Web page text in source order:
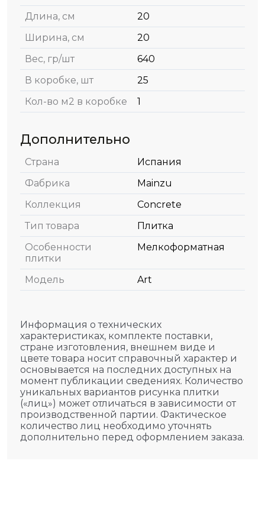
Длина, см
20
Ширина, см
20
Вес, гр/шт
640
В коробке, шт
25
Кол-во м2 в коробке
1
Дополнительно
Страна
Испания
Фабрика
Mainzu
Коллекция
Concrete
Тип товара
Плитка
Особенности
плитки
Мелкоформатная
Модель Art
Информация о технических
характеристиках, комплекте поставки,
стране изготовления, внешнем виде и
цвете товара носит справочный характер и
основывается на последних доступных на
момент публикации сведениях. Количество
уникальных вариантов рисунка плитки
(«лиц») может отличаться в зависимости от
производственной партии. Фактическое
количество лиц необходимо уточнять
дополнительно перед оформлением заказа.